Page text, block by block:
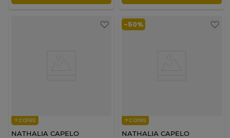
+cores
NATHALIA CAPELO
-50%
+cores
NATHALIA CAPELO